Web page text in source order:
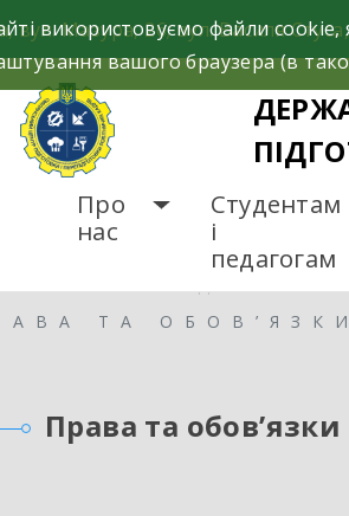
вул. Мазура, 26; вул. Василя
Про
нас
Студентам
і
педагогам
ТА
Права та
використовуємо файли
вашого браузера (в